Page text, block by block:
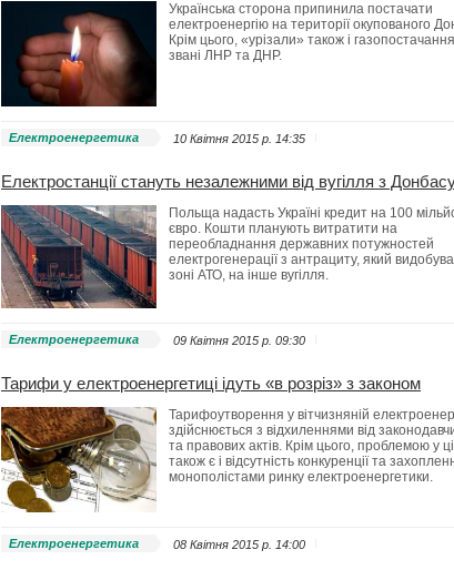
Українська сторона припинила постачати
електроенергію на території окупованого
Крім цього, «урізали» також і
звані ЛНР та ДНР.
Електроенергетика 10 Квітня 2015 p. 14:35
Електростанції стануть незалежними від вугілля з
Польща надасть Україні кредит на 100
євро. Кошти планують витратити на
переобладнання державних потужностей
електрогенерації з антрациту, який
зоні АТО, на інше вугілля.
Електроенергетика 09 Квітня 2015 p. 09:30
Тарифи у електроенергетиці ідуть «в розріз» з законом
Тарифоутворення у вітчизняній
здійснюється з відхиленнями від
та правових актів. Крім цього, проблемою у
також є і відсутність конкуренції та
монополістами ринку електроенергетики.
Електроенергетика 08 Квітня 2015 p. 14:00